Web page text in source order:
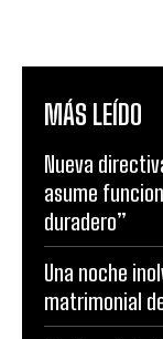
MÁS LEÍDO
Nueva
asume
duradero”
Una noche
matrimonial